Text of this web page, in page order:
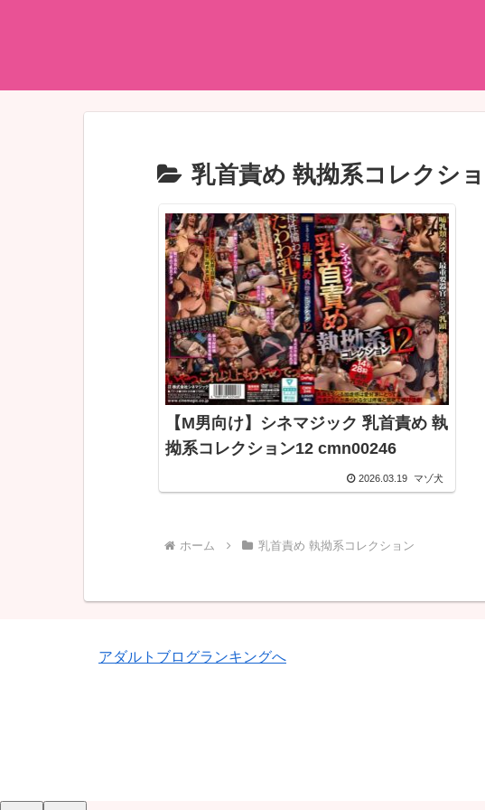
乳首責め 執拗系コレクシ
【M男向け】シネマジック 乳首責め 執
拗系コレクション12 cmn00246
2026.03.19 マゾ犬
ホーム 乳首責め 執拗系コレクション
アダルトブログランキングへ